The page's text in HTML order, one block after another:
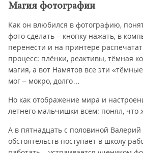
Магия фотографии
Как он влюбился в фотографию,
фото сделать – кнопку нажать, в
перенести и на принтере
процесс: плёнки, реактивы, тёмная
магия, а вот Намятов все эти
мог – мокро, долго…
Но как отображение мира и
летнего мальчишки всем: понял, что
А в пятнадцать с половиной
обстоятельств поступает в школу